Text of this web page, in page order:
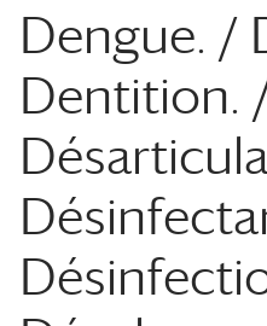
Dengue. /
Dentition.